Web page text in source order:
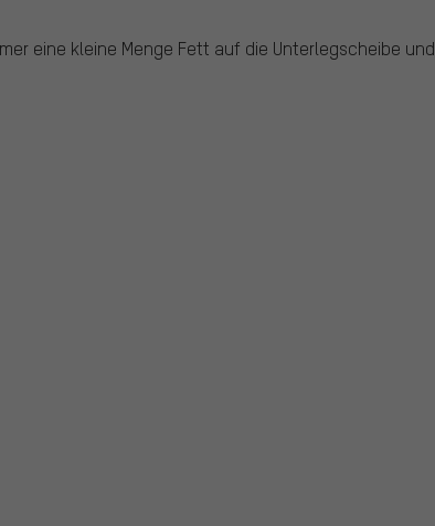
eine kleine Menge Fett auf die Unterlegscheibe und